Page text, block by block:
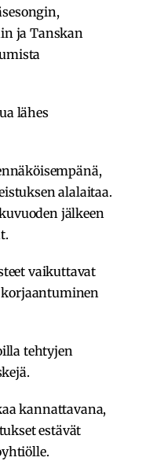
ja Tanskan
lähes
alalaitaa.
jälkeen
vaikuttavat
tehtyjen
kannattavana,
estävät